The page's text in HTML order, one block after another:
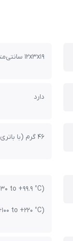
۱۲x۳x۱۹ سانتی‌متر
دارد
46 گرم (با باتری)
to +99.9 °C)
to +220 °C)